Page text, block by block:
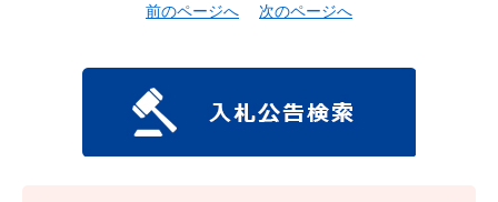
前のページへ 次のページへ